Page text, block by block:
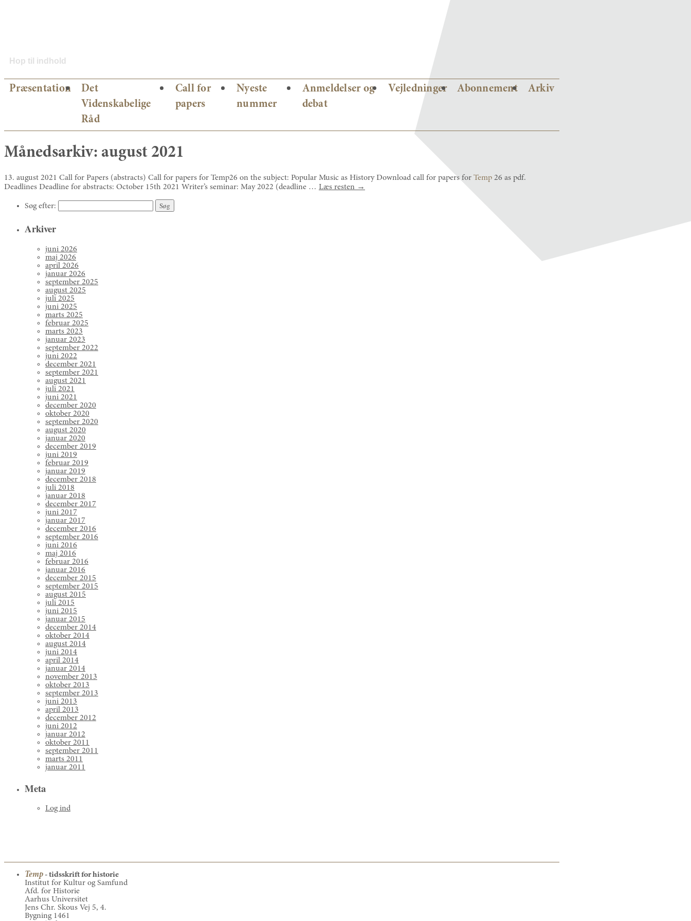
Hop til indhold
Præsentation
Det
Videnskabelige
Råd
Call for
papers
Nyeste
nummer
Anmeldelser og
debat
Vejledninger Abonnement Arkiv
Månedsarkiv: august 2021
13. august 2021 Call for Papers (abstracts) Call for papers for Temp26 on the subject: Popular Music as History Download call for papers for Temp 26 as pdf.
Deadlines Deadline for abstracts: October 15th 2021 Writer’s seminar: May 2022 (deadline … Læs resten →
Søg efter:
Arkiver
juni 2026
maj 2026
april 2026
januar 2026
september 2025
august 2025
juli 2025
juni 2025
marts 2025
februar 2025
marts 2023
januar 2023
september 2022
juni 2022
december 2021
september 2021
august 2021
juli 2021
juni 2021
december 2020
oktober 2020
september 2020
august 2020
januar 2020
december 2019
juni 2019
februar 2019
januar 2019
december 2018
juli 2018
januar 2018
december 2017
juni 2017
januar 2017
december 2016
september 2016
juni 2016
maj 2016
februar 2016
januar 2016
december 2015
september 2015
august 2015
juli 2015
juni 2015
januar 2015
december 2014
oktober 2014
august 2014
juni 2014
april 2014
januar 2014
november 2013
oktober 2013
september 2013
juni 2013
april 2013
december 2012
juni 2012
januar 2012
oktober 2011
september 2011
marts 2011
januar 2011
Meta
Log ind
Temp- tidsskrift for historie
Institut for Kultur og Samfund
Afd. for Historie
Aarhus Universitet
Jens Chr. Skous Vej 5, 4.
Bygning 1461